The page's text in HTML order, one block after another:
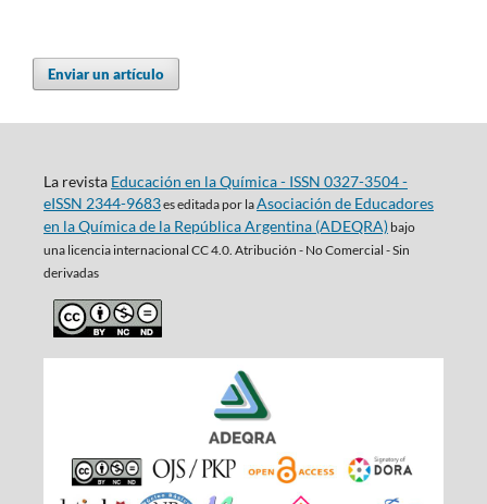
Enviar un artículo
La revista Educación en la Química - ISSN 0327-3504 -
eISSN 2344-9683es editada por laAsociación de Educadores
en la Química de la República Argentina (ADEQRA)bajo
una licencia internacional CC 4.0. Atribución - No Comercial - Sin
derivadas